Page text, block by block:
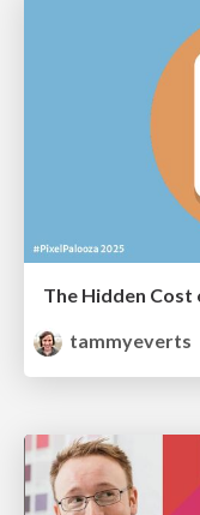
tammyeverts